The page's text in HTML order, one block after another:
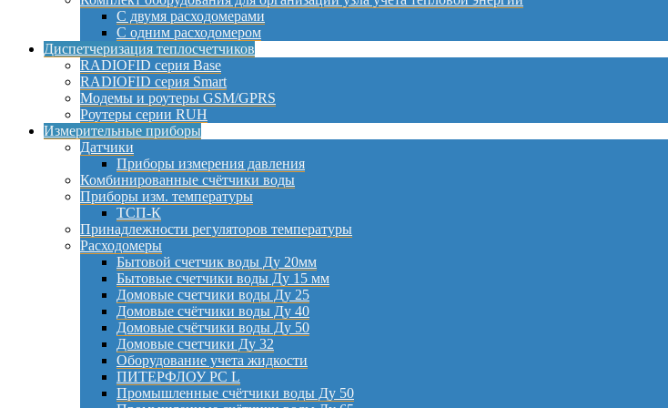
С двумя расходомерами
С одним расходомером
Диспетчеризация теплосчетчиков
RADIOFID серия Base
RADIOFID серия Smart
Модемы и роутеры GSM/GPRS
Роутеры серии RUH
Измерительные приборы
Датчики
Приборы измерения давления
Комбинированные счётчики воды
Приборы изм. температуры
ТСП-К
Принадлежности регуляторов температуры
Расходомеры
Бытовой счетчик воды Ду 20мм
Бытовые счетчики воды Ду 15 мм
Домовые счетчики воды Ду 25
Домовые счётчики воды Ду 40
Домовые счётчики воды Ду 50
Домовые счетчики Ду 32
Оборудование учета жидкости
ПИТЕРФЛОУ РС L
Промышленные счётчики воды Ду 50